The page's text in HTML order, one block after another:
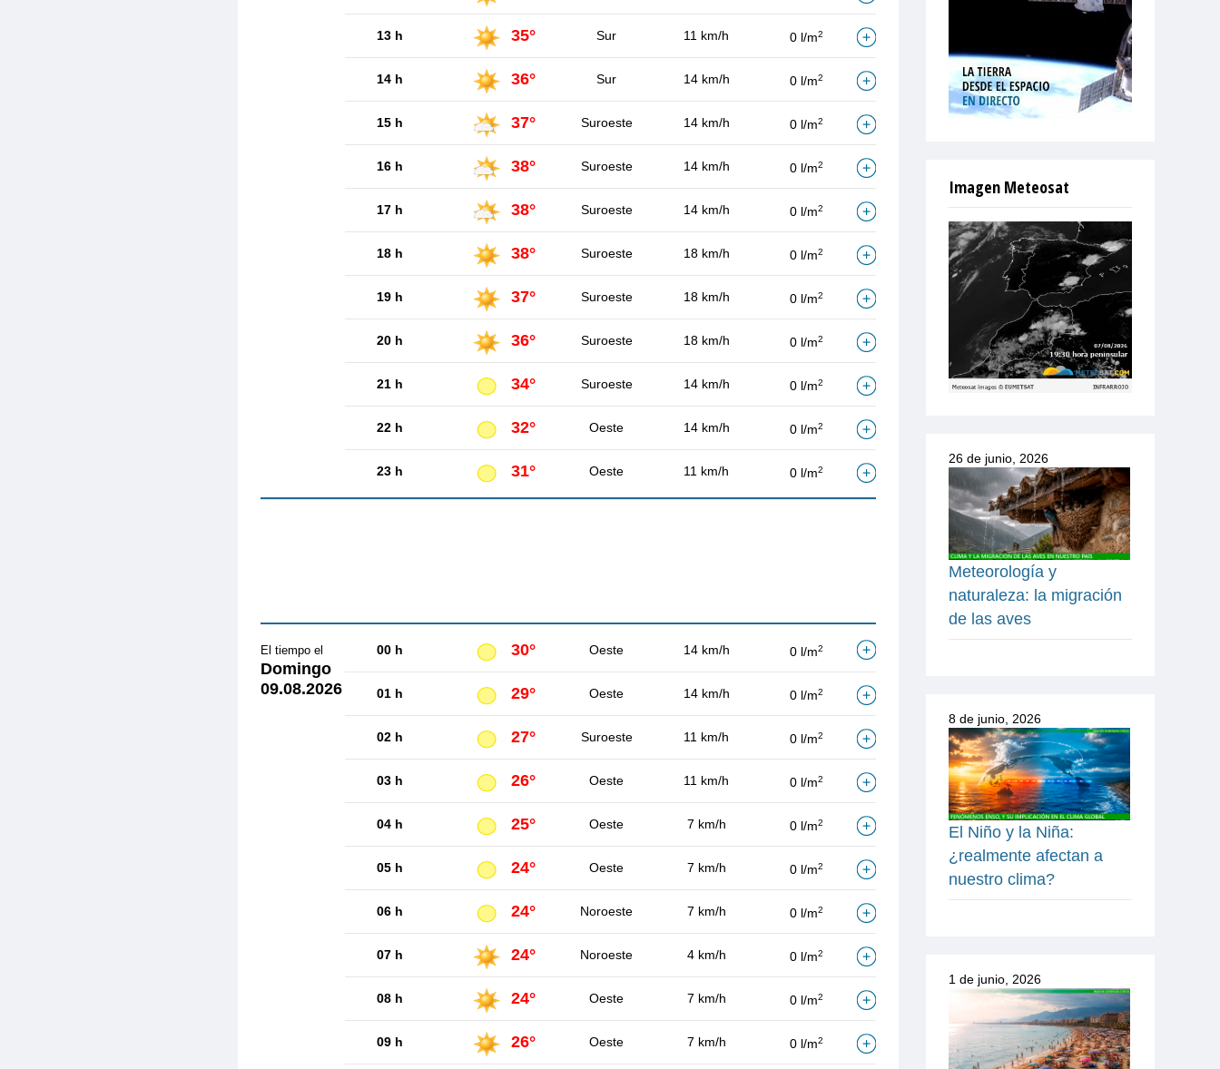
13 h 35° Sur 11 km/h 0 l/m2
14 h 36° Sur 14 km/h 0 l/m2
15 h 37° Suroeste 14 km/h 0 l/m2
16 h 38° Suroeste 14 km/h 0 l/m2
17 h 38° Suroeste 14 km/h 0 l/m2
18 h 38° Suroeste 18 km/h 0 l/m2
19 h 37° Suroeste 18 km/h 0 l/m2
20 h 36° Suroeste 18 km/h 0 l/m2
21 h 34° Suroeste 14 km/h 0 l/m2
22 h 32° Oeste 14 km/h 0 l/m2
23 h 31° Oeste 11 km/h 0 l/m2
El tiempo el
Domingo
09.08.2026
00 h 30° Oeste 14 km/h 0 l/m2
01 h 29° Oeste 14 km/h 0 l/m2
02 h 27° Suroeste 11 km/h 0 l/m2
03 h 26° Oeste 11 km/h 0 l/m2
04 h 25° Oeste 7 km/h 0 l/m2
05 h 24° Oeste 7 km/h 0 l/m2
06 h 24° Noroeste 7 km/h 0 l/m2
07 h 24° Noroeste 4 km/h 0 l/m2
08 h 24° Oeste 7 km/h 0 l/m2
09 h 26° Oeste 7 km/h 0 l/m2
Imagen Meteosat
26 de junio, 2026
Meteorología y
naturaleza: la migración
de las aves
8 de junio, 2026
El Niño y la Niña:
¿realmente afectan a
nuestro clima?
1 de junio, 2026